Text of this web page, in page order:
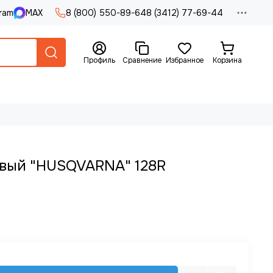
MAX 8 (800) 550-89-648 (3412) 77-69-44
Профиль Сравнение Избранное Корзина
"HUSQVARNA" 128R